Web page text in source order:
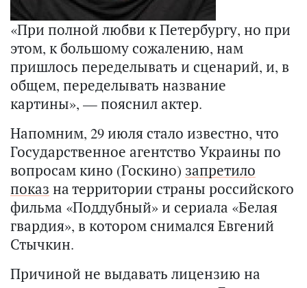
«При полной любви к Петербургу, но при
этом, к большому сожалению, нам
пришлось переделывать и сценарий, и, в
общем, переделывать название
картины», — пояснил актер.
Напомним, 29 июля стало известно, что
Государственное агентство Украины по
вопросам кино (Госкино) запретило
показ на территории страны российского
фильма «Поддубный» и сериала «Белая
гвардия», в котором снимался Евгений
Стычкин.
Причиной не выдавать лицензию на